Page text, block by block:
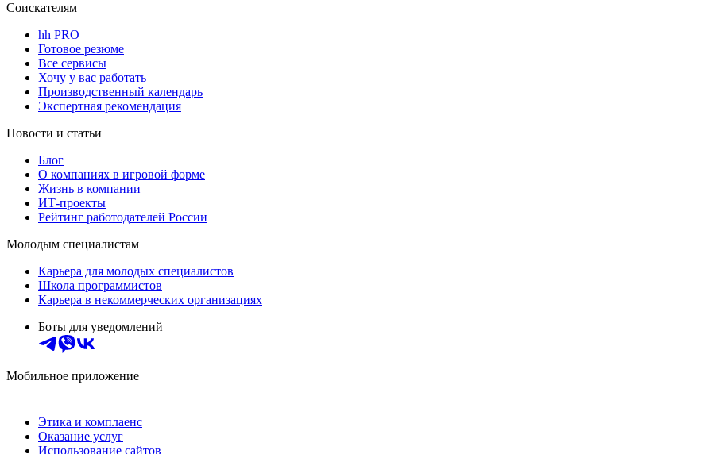
Соискателям
hh PRO
Готовое резюме
Все сервисы
Хочу у вас работать
Производственный календарь
Экспертная рекомендация
Новости и статьи
Блог
О компаниях в игровой форме
Жизнь в компании
ИТ-проекты
Рейтинг работодателей России
Молодым специалистам
Карьера для молодых специалистов
Школа программистов
Карьера в некоммерческих организациях
Боты для уведомлений
Мобильное приложение
Этика и комплаенс
Оказание услуг
Использование сайтов